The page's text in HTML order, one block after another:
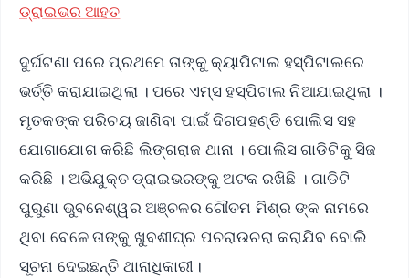
ଡ୍ରାଇଭର ଆହତ
ଦୁର୍ଘଟଣା ପରେ ପ୍ରଥମେ ତାଙ୍କୁ କ୍ୟାପିଟାଲ ହସ୍ପିଟାଲରେ
ଭର୍ତ୍ତି କରାଯାଇଥିଲା । ପରେ ଏମ୍ସ ହସ୍ପିଟାଲ ନିଆଯାଇଥିଲା ।
ମୃତକଙ୍କ ପରିଚୟ ଜାଣିବା ପାଇଁ ଦିଗପହଣ୍ଡି ପୋଲିସ ସହ
ଯୋଗାଯୋଗ କରିଛି ଲିଙ୍ଗରାଜ ଥାନା । ପୋଲିସ ଗାଡିଟିକୁ ସିଜ
କରିଛି । ଅଭିଯୁକ୍ତ ଡ୍ରାଇଭରଙ୍କୁ ଅଟକ ରଖିଛି । ଗାଡିଟି
ପୁରୁଣା ଭୁବନେଶ୍ୱର ଅଞ୍ଚଳର ଗୌତମ ମିଶ୍ର ଙ୍କ ନାମରେ
ଥିବା ବେଳେ ତାଙ୍କୁ ଖୁବଶୀଘ୍ର ପଚରାଉଚରା କରାଯିବ ବୋଲି
ସୂଚନା ଦେଇଛନ୍ତି ଥାନାଧିକାରୀ।